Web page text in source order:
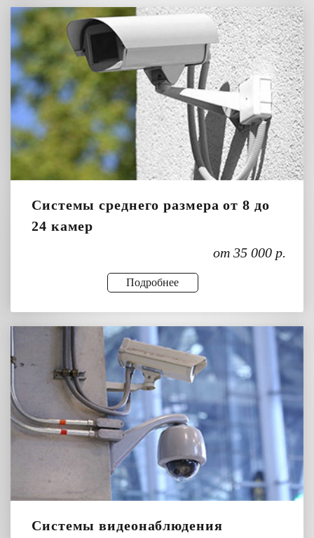
Системы среднего размера от 8 до
24 камер
от 35 000 р.
Подробнее
Системы видеонаблюдения